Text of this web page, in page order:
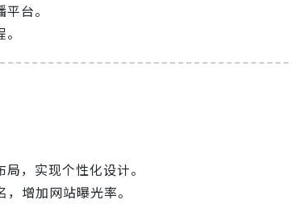
台。
，实现个性化设计。
增加网站曝光率。